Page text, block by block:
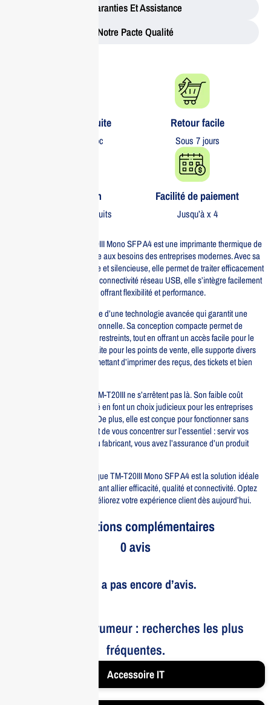
Garanties Et Assistance
Notre Pacte Qualité
Livraison gratuite​
partout au Maroc
Retour facile​
Sous 7 jours
Garantie 1 an
Sur tous nos produits
Facilité de paiement
Jusqu’à x 4
L’Epson Thermique TM-T20III Mono SFP A4 est une imprimante thermique de
pointe conçue pour répondre aux besoins des entreprises modernes. Avec sa
capacité d’impression rapide et silencieuse, elle permet de traiter efficacement
les transactions. Grâce à sa connectivité réseau USB, elle s’intègre facilement
dans votre système existant, offrant flexibilité et performance.
Cette imprimante est équipée d’une technologie avancée qui garantit une
qualité d’impression exceptionnelle. Sa conception compacte permet de
l’installer dans des espaces restreints, tout en offrant un accès facile pour le
chargement du papier. Parfaite pour les points de vente, elle supporte divers
formats de papier, vous permettant d’imprimer des reçus, des tickets et bien
Les avantages de l’Epson TM-T20III ne s’arrêtent pas là. Son faible coût
d’exploitation et sa durabilité en font un choix judicieux pour les entreprises
soucieuses de leur budget. De plus, elle est conçue pour fonctionner sans
interruption, vous permettant de vous concentrer sur l’essentiel : servir vos
clients. Avec une garantie du fabricant, vous avez l’assurance d’un produit
En résumé, l’Epson Thermique TM-T20III Mono SFP A4 est la solution idéale
pour les commerces souhaitant allier efficacité, qualité et connectivité. Optez
pour cette imprimante et améliorez votre expérience client dès aujourd’hui.
Informations complémentaires
0 avis
Il n’y a pas encore d’avis.
Le bruit et la rumeur : recherches les plus
fréquentes.
Accessoire IT